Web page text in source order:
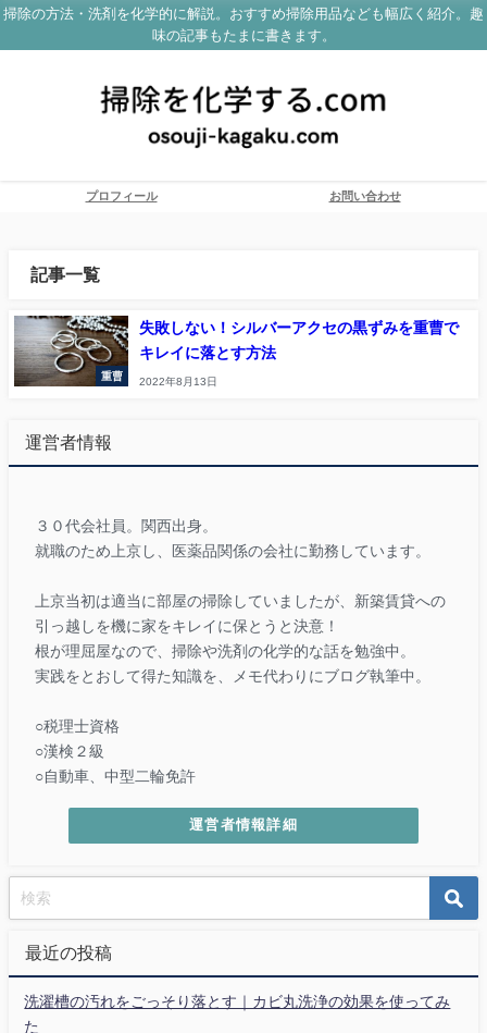
掃除の方法・洗剤を化学的に解説。おすすめ掃除用品なども幅広く紹介。趣
味の記事もたまに書きます。
プロフィール お問い合わせ
記事一覧
重曹
失敗しない！シルバーアクセの黒ずみを重曹で
キレイに落とす方法
2022年8月13日
運営者情報
３０代会社員。関西出身。
就職のため上京し、医薬品関係の会社に勤務しています。
上京当初は適当に部屋の掃除していましたが、新築賃貸への
引っ越しを機に家をキレイに保とうと決意！
根が理屈屋なので、掃除や洗剤の化学的な話を勉強中。
実践をとおして得た知識を、メモ代わりにブログ執筆中。
○税理士資格
○漢検２級
○自動車、中型二輪免許
運営者情報詳細
最近の投稿
洗濯槽の汚れをごっそり落とす｜カビ丸洗浄の効果を使ってみ
た